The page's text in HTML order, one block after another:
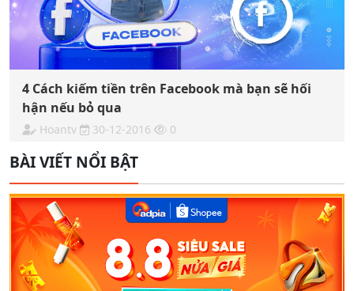
4 Cách kiếm tiền trên Facebook mà bạn sẽ hối
hận nếu bỏ qua
Hoantv 30-12-2016 0
BÀI VIẾT NỔI BẬT